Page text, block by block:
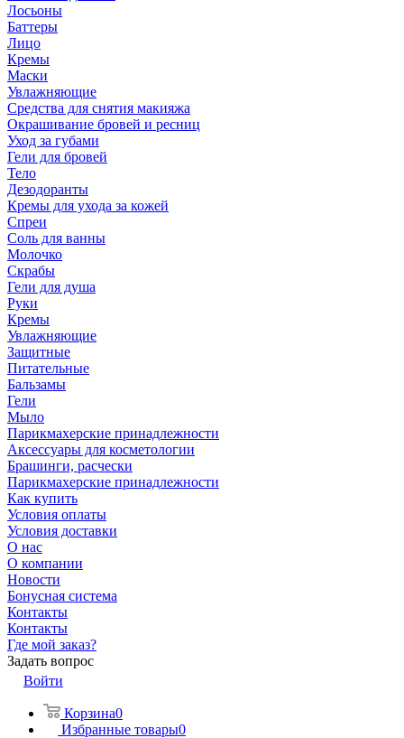
Лосьоны
Баттеры
Лицо
Кремы
Маски
Увлажняющие
Средства для снятия макияжа
Окрашивание бровей и ресниц
Уход за губами
Гели для бровей
Тело
Дезодоранты
Кремы для ухода за кожей
Спреи
Соль для ванны
Молочко
Скрабы
Гели для душа
Руки
Кремы
Увлажняющие
Защитные
Питательные
Бальзамы
Гели
Мыло
Парикмахерские принадлежности
Аксессуары для косметологии
Брашинги, расчески
Парикмахерские принадлежности
Как купить
Условия оплаты
Условия доставки
О нас
О компании
Новости
Бонусная система
Контакты
Контакты
Где мой заказ?
Задать вопрос
Войти
Корзина0
Избранные товары0